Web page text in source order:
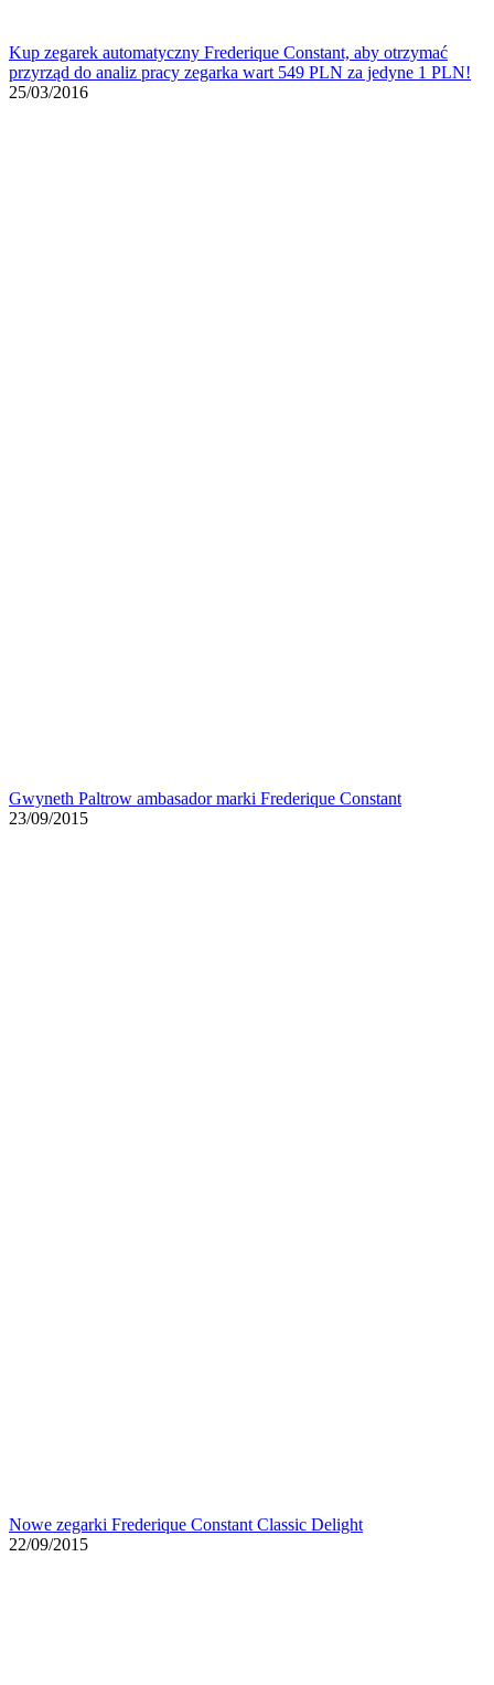
Kup zegarek automatyczny Frederique Constant, aby otrzymać
przyrząd do analiz pracy zegarka wart 549 PLN za jedyne 1 PLN!
25/03/2016
Gwyneth Paltrow ambasador marki Frederique Constant
23/09/2015
Nowe zegarki Frederique Constant Classic Delight
22/09/2015